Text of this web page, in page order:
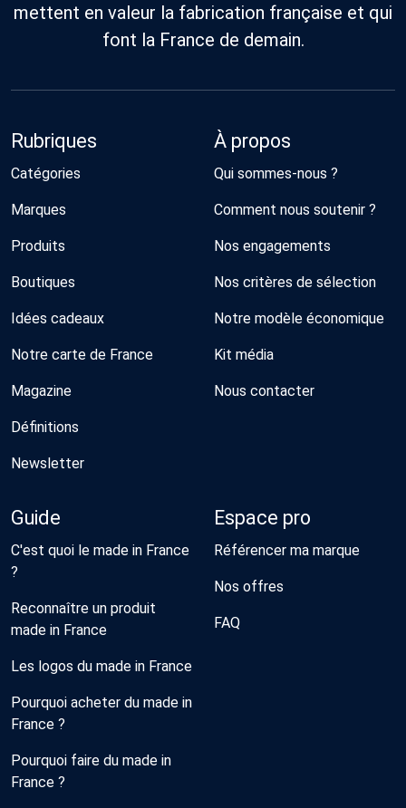
mettent en valeur la fabrication française et qui
font la France de demain.
Rubriques
Catégories
Marques
Produits
Boutiques
Idées cadeaux
Notre carte de France
Magazine
Définitions
Newsletter
À propos
Qui sommes-nous ?
Comment nous soutenir ?
Nos engagements
Nos critères de sélection
Notre modèle économique
Kit média
Nous contacter
Guide
C'est quoi le made in France
?
Reconnaître un produit
made in France
Les logos du made in France
Pourquoi acheter du made in
France ?
Pourquoi faire du made in
France ?
Espace pro
Référencer ma marque
Nos offres
FAQ